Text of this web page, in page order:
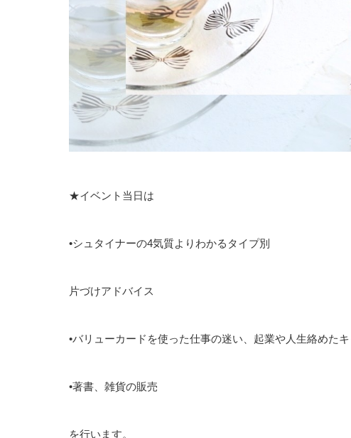
★イベント当日は
•シュタイナーの4気質よりわかるタイプ別
片づけアドバイス
•バリューカードを使った仕事の迷い、起業や人生絡めた
•著書、雑貨の販売
を行います。